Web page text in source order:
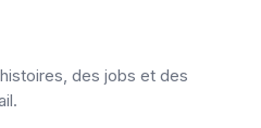
des jobs et des